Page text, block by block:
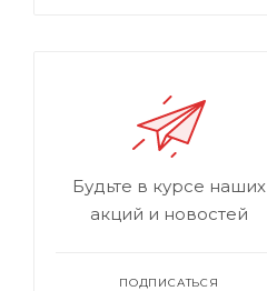
Будьте в курсе наших
акций и новостей
ПОДПИСАТЬСЯ